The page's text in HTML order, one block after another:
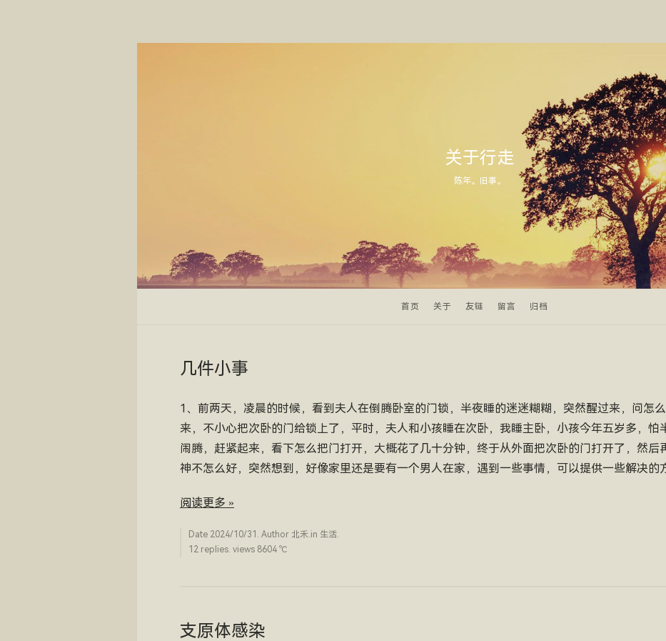
关于行走
陈年。旧事。
首页 关于 友链 留言 归档
几件小事
1、前两天，凌晨的时候，看到夫人在倒腾卧室的门锁，半夜睡的迷迷糊糊，突然醒过来，问怎
来，不小心把次卧的门给锁上了，平时，夫人和小孩睡在次卧，我睡主卧，小孩今年五岁多，怕
闹腾，赶紧起来，看下怎么把门打开，大概花了几十分钟，终于从外面把次卧的门打开了，然后
神不怎么好，突然想到，好像家里还是要有一个男人在家，遇到一些事情，可以提供一些解决的
阅读更多 »
Date 2024/10/31 . Author 北禾.in 生活.
12 replies. views 8604 ­℃
支原体感染